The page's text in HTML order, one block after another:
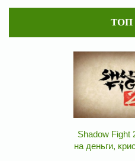
ТОП
Shadow Fight
на деньги,